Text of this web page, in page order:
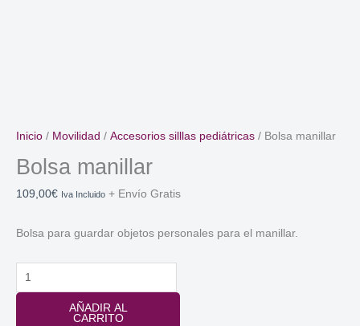
Inicio / Movilidad / Accesorios silllas pediátricas / Bolsa manillar
Bolsa manillar
109,00€ Iva Incluido + Envío Gratis
Bolsa para guardar objetos personales para el manillar.
Bolsa
manillar
AÑADIR AL
CARRITO